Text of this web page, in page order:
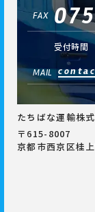
FAX
受付時間
MAIL
たちばな運輸株
〒615-8007
京都市西京区桂